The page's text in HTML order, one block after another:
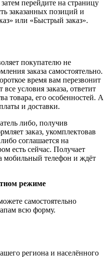
перейдите на страницу
заказанных позиций и
или «Быстрый заказ».
покупателю не
заказа самостоятельно.
время вам перезвонит
условия заказа, ответит
товара, его особенностей. А
и доставки.
либо, получив
заказ, укомплектовав
соглашается на
есть сейчас. Получает
мобильный телефон и ждёт
режиме
самостоятельно
всю форму.
региона и населённого